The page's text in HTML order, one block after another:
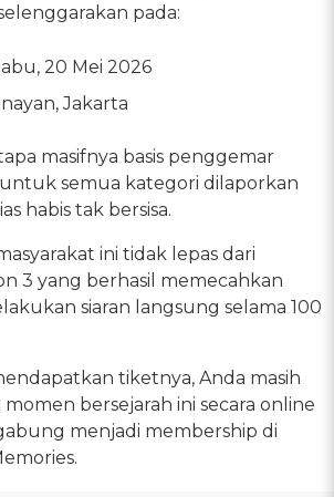
pada:
20 Mei 2026
Jakarta
masifnya basis penggemar
semua kategori dilaporkan
habis tak bersisa.
ini tidak lepas dari
3 yang berhasil memecahkan
siaran langsung selama 100
tiketnya, Anda masih
momen bersejarah ini secara online
menjadi membership di